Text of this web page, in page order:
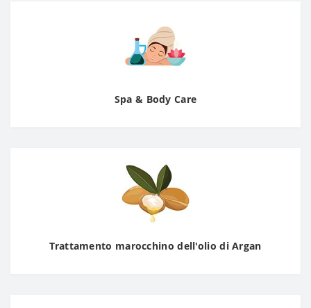
Spa & Body Care
Trattamento marocchino dell'olio di Argan